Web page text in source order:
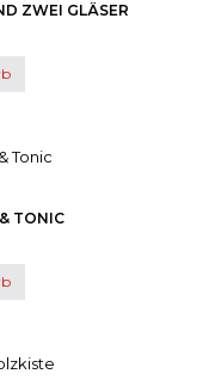
ZWEI GLÄSER
TONIC